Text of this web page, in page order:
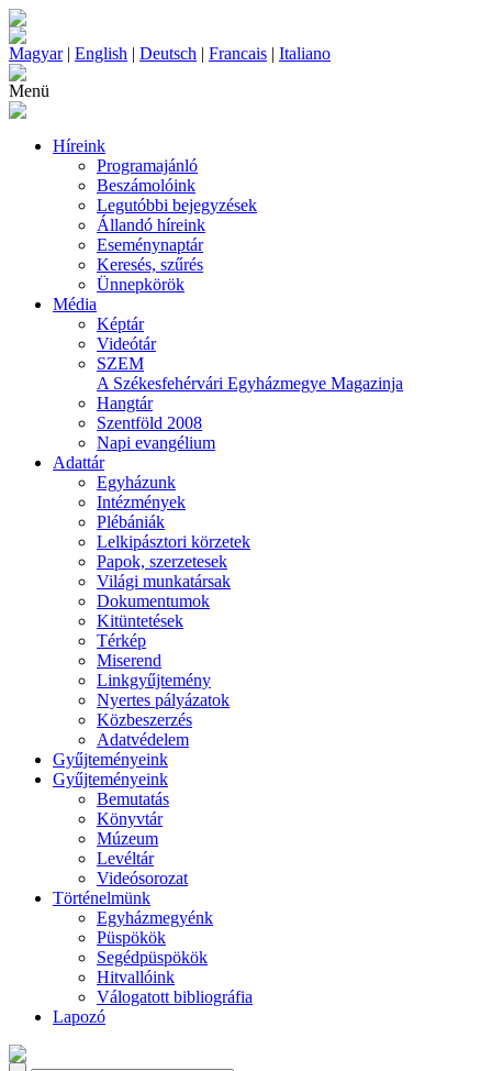
Magyar| English | Deutsch | Francais | Italiano
Menü
Híreink
Programajánló
Beszámolóink
Legutóbbi bejegyzések
Állandó híreink
Eseménynaptár
Keresés, szűrés
Ünnepkörök
Média
Képtár
Videótár
SZEM
A Székesfehérvári Egyházmegye Magazinja
Hangtár
Szentföld 2008
Napi evangélium
Adattár
Egyházunk
Intézmények
Plébániák
Lelkipásztori körzetek
Papok, szerzetesek
Világi munkatársak
Dokumentumok
Kitüntetések
Térkép
Miserend
Linkgyűjtemény
Nyertes pályázatok
Közbeszerzés
Adatvédelem
Gyűjteményeink
Gyűjteményeink
Bemutatás
Könyvtár
Múzeum
Levéltár
Videósorozat
Történelmünk
Egyházmegyénk
Püspökök
Segédpüspökök
Hitvallóink
Válogatott bibliográfia
Lapozó